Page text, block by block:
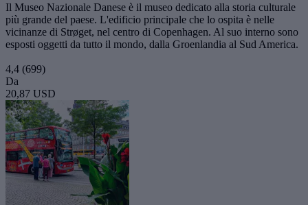
Il Museo Nazionale Danese è il museo dedicato alla storia culturale
più grande del paese. L'edificio principale che lo ospita è nelle
vicinanze di Strøget, nel centro di Copenhagen. Al suo interno sono
esposti oggetti da tutto il mondo, dalla Groenlandia al Sud America.
4,4 (699)
Da
20,87 USD